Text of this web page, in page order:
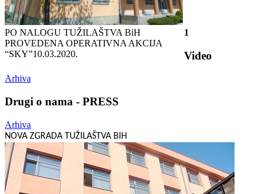
PO NALOGU TUŽILAŠTVA BiH
PROVEDENA OPERATIVNA AKCIJA
“SKY”10.03.2020.
1
Video
Arhiva
Drugi o nama - PRESS
Arhiva
NOVA ZGRADA TUŽILAŠTVA BIH